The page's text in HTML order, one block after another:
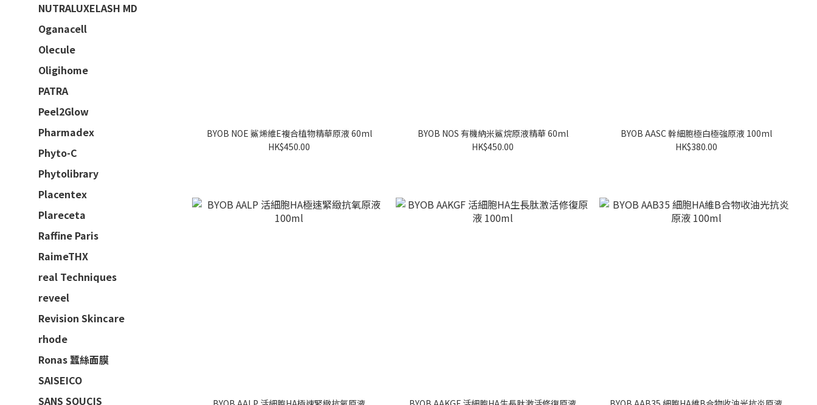
NUTRALUXELASH MD
Oganacell
Olecule
Oligihome
PATRA
Peel2Glow
Pharmadex
Phyto-C
Phytolibrary
Placentex
Plareceta
Raffine Paris
RaimeTHX
real Techniques
reveel
Revision Skincare
rhode
Ronas 蠶絲面膜
SAISEICO
SANS SOUCIS
BYOB NOE 鯊烯維E複合植物精華原液 60ml
HK$450.00
BYOB NOS 有機納米鯊烷原液精華 60ml
HK$450.00
BYOB AASC 幹細胞極白極強原液 100ml
HK$380.00